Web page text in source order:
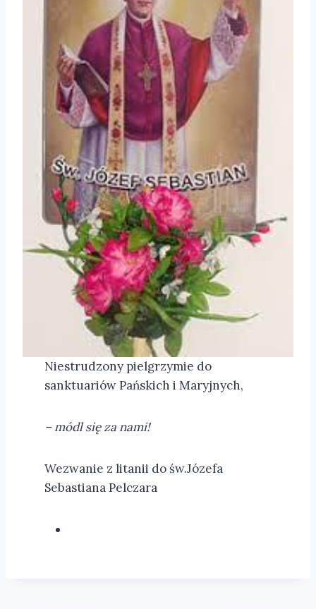
Niestrudzony pielgrzymie do
sanktuariów Pańskich i Maryjnych,
– módl się za nami!
Wezwanie z litanii do św.Józefa
Sebastiana Pelczara